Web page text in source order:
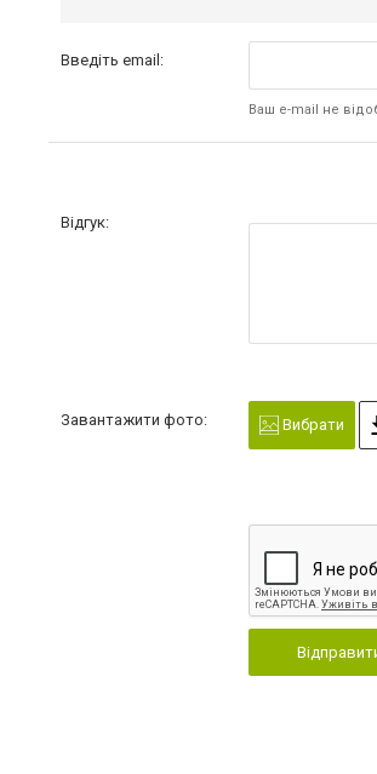
Введіть email:
Ваш e-mail не
Відгук:
Завантажити фото: Вибрати